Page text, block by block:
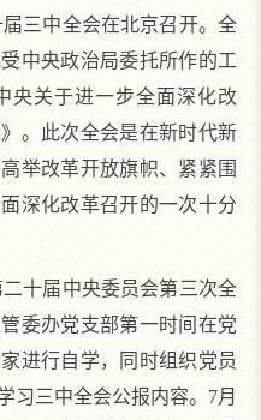
三中全会在北京召开。全
中央政治局委托所作的工
央关于进一步全面深化改
。此次全会是在新时代新
举改革开放旗帜、紧紧围
深化改革召开的一次十分
十届中央委员会第三次全
委办党支部第一时间在党
进行自学，同时组织党员
习三中全会公报内容。7月